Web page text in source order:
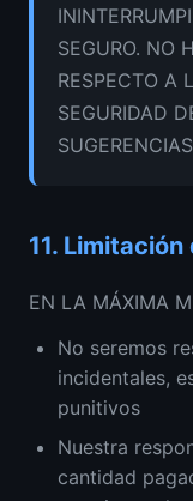
SEGURO. NO
RESPECTO A
SEGURIDAD
11. Limitación
EN LA MÁXIMA
No seremos
incidentales,
punitivos
Nuestra
cantidad